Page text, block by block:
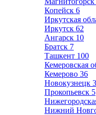
Копейск 6
Иркутская
Иркутск 62
Ангарск 10
Братск 7
Ташкент 100
Кемеровская
Кемерово 36
Новокузнецк
Прокопьевск 5
Нижний